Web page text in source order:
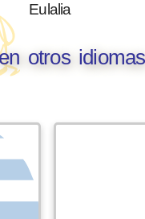
Eulalia
otros idiomas